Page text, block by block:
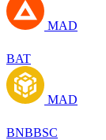
MAD
BAT
MAD
BNBBSC